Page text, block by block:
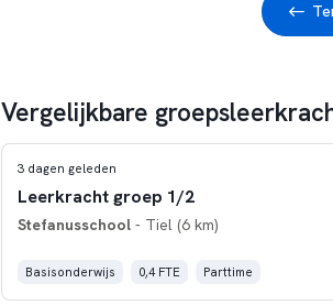
Vergelijkbare
3 dagen geleden
Leerkracht groep 1/2
Stefanusschool- Tiel (6 km)
Basisonderwijs 0,4 FTE Parttime